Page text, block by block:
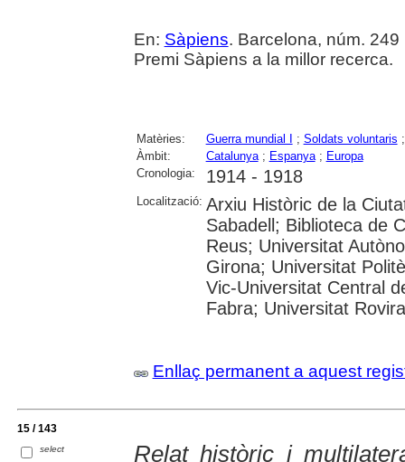
En: Sàpiens. Barcelona, núm.
Premi Sàpiens a la millor recerca.
Matèries: Guerra mundial I ; Soldats voluntaris
Àmbit:
Catalunya; Espanya; Europa
Cronologia:
1914 - 1918
Localització: Arxiu Històric de la
Sabadell; Biblioteca de
Reus; Universitat
Girona; Universitat
Vic-Universitat Central
Fabra; Universitat
Enllaç permanent a aquest
15 / 143
select Relat històric i